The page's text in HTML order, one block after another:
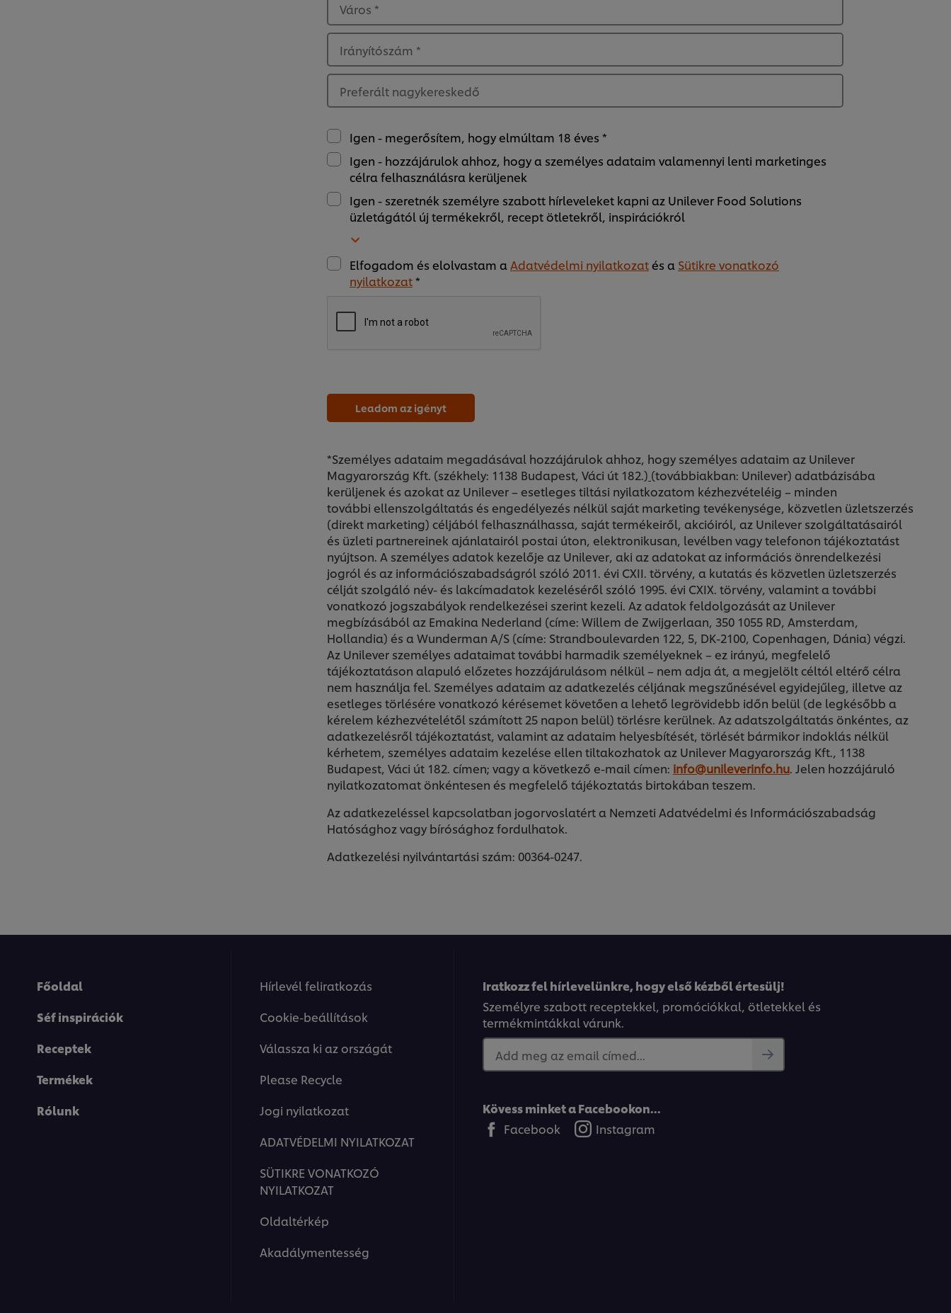
Város *
Irányítószám *
Preferált nagykereskedő
Igen - megerősítem, hogy elmúltam 18 éves *
Igen - hozzájárulok ahhoz, hogy a személyes adataim valamennyi lenti marketinges
célra felhasználásra kerüljenek
Igen - szeretnék személyre szabott hírleveleket kapni az Unilever Food Solutions
üzletágától új termékekről, recept ötletekről, inspirációkról
Elfogadom és elolvastam a Adatvédelmi nyilatkozatés a Sütikre vonatkozó
nyilatkozat*
Leadom az igényt
*Személyes adataim megadásával hozzájárulok ahhoz, hogy személyes adataim az Unilever
Magyarország Kft. (székhely: 1138 Budapest, Váci út 182.) (továbbiakban: Unilever) adatbázisába
kerüljenek és azokat az Unilever – esetleges tiltási nyilatkozatom kézhezvételéig – minden
további ellenszolgáltatás és engedélyezés nélkül saját marketing tevékenysége, közvetlen üzletszerzés
(direkt marketing) céljából felhasználhassa, saját termékeiről, akcióiról, az Unilever szolgáltatásairól
és üzleti partnereinek ajánlatairól postai úton, elektronikusan, levélben vagy telefonon tájékoztatást
nyújtson. A személyes adatok kezelője az Unilever, aki az adatokat az információs önrendelkezési
jogról és az információszabadságról szóló 2011. évi CXII. törvény, a kutatás és közvetlen üzletszerzés
célját szolgáló név- és lakcímadatok kezeléséről szóló 1995. évi CXIX. törvény, valamint a további
vonatkozó jogszabályok rendelkezései szerint kezeli. Az adatok feldolgozását az Unilever
megbízásából az Emakina Nederland (címe: Willem de Zwijgerlaan, 350 1055 RD, Amsterdam,
Hollandia) és a Wunderman A/S (címe: Strandboulevarden 122, 5, DK-2100, Copenhagen, Dánia) végzi.
Az Unilever személyes adataimat további harmadik személyeknek – ez irányú, megfelelő
tájékoztatáson alapuló előzetes hozzájárulásom nélkül – nem adja át, a megjelölt céltól eltérő célra
nem használja fel. Személyes adataim az adatkezelés céljának megszűnésével egyidejűleg, illetve az
esetleges törlésére vonatkozó kérésemet követően a lehető legrövidebb időn belül (de legkésőbb a
kérelem kézhezvételétől számított 25 napon belül) törlésre kerülnek. Az adatszolgáltatás önkéntes, az
adatkezelésről tájékoztatást, valamint az adataim helyesbítését, törlését bármikor indoklás nélkül
kérhetem, személyes adataim kezelése ellen tiltakozhatok az Unilever Magyarország Kft., 1138
Budapest, Váci út 182. címen; vagy a következő e-mail címen: info@unileverinfo.hu. Jelen hozzájáruló
nyilatkozatomat önkéntesen és megfelelő tájékoztatás birtokában teszem.
Az adatkezeléssel kapcsolatban jogorvoslatért a Nemzeti Adatvédelmi és Információszabadság
Hatósághoz vagy bírósághoz fordulhatok.
Adatkezelési nyilvántartási szám: 00364-0247.
Főoldal
Séf inspirációk
Receptek
Termékek
Rólunk
Hírlevél feliratkozás
Cookie-beállítások
Válassza ki az országát
Please Recycle
Jogi nyilatkozat
ADATVÉDELMI NYILATKOZAT
SÜTIKRE VONATKOZÓ
NYILATKOZAT
Oldaltérkép
Akadálymentesség
Iratkozz fel hírlevelünkre, hogy első kézből értesülj!
Személyre szabott receptekkel, promóciókkal, ötletekkel és
termékmintákkal várunk.
Add meg az email címed...
Kövess minket a Facebookon...
Facebook
Instagram